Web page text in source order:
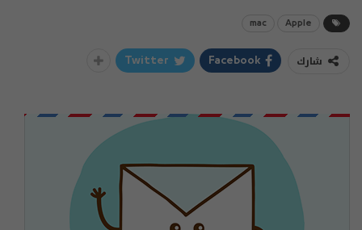
Apple
mac
شارك Facebook
Twitter